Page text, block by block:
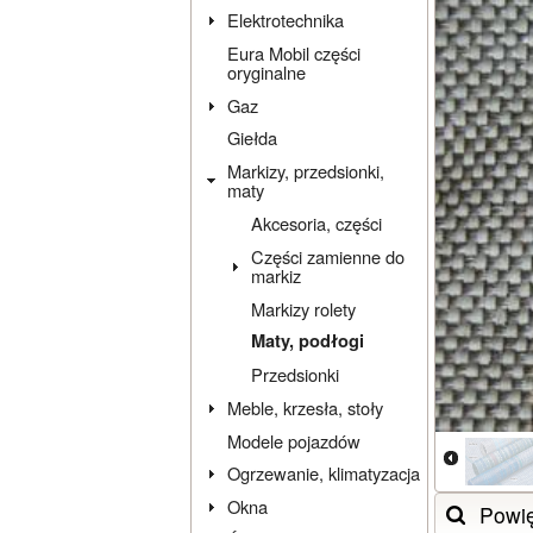
Elektrotechnika
Eura Mobil części
oryginalne
Gaz
Giełda
Markizy, przedsionki,
maty
Akcesoria, części
Części zamienne do
markiz
Markizy rolety
Maty, podłogi
Przedsionki
Meble, krzesła, stoły
Modele pojazdów
Ogrzewanie, klimatyzacja
Okna